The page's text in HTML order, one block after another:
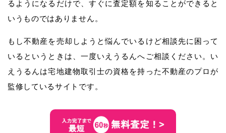
るようになるだけで、すぐに査定額を知ることができると
いうものではありません。
もし不動産を売却しようと悩んでいるけど相談先に困って
いるというときは、一度いえうるんへご相談ください。い
えうるんは宅地建物取引士の資格を持った不動産のプロが
監修しているサイトです。